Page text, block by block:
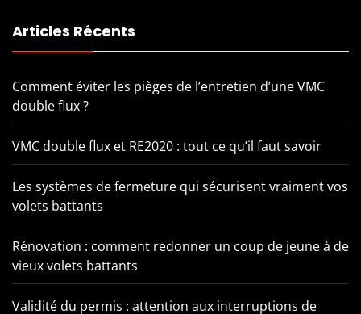
Articles Récents
Comment éviter les pièges de l’entretien d’une VMC
double flux ?
VMC double flux et RE2020 : tout ce qu’il faut savoir
Les systèmes de fermeture qui sécurisent vraiment vos
volets battants
Rénovation : comment redonner un coup de jeune à de
vieux volets battants
Validité du permis : attention aux interruptions de